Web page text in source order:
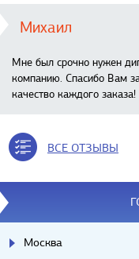
Михаил
Мне был срочно нужен
компанию. Спасибо Вам
качество каждого заказа!
ВСЕ ОТЗЫВЫ
Москва